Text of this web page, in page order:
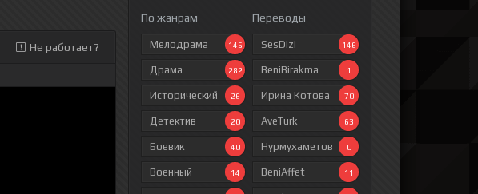
По жанрам
Мелодрама 145
Драма 282
Исторический 26
Детектив 20
Боевик 40
Военный 14
Переводы
SesDizi 146
BeniBirakma 1
Ирина Котова 70
AveTurk 63
Нурмухаметов 0
BeniAffet 11
Не работает?